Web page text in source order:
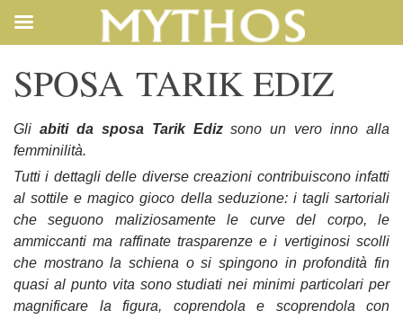
ABITI DA
SPOSA TARIK EDIZ
Gli abiti da sposa Tarik Edizsono un vero inno alla
femminilità.
Tutti i dettagli delle diverse creazioni contribuiscono infatti
al sottile e magico gioco della seduzione: i tagli sartoriali
che seguono maliziosamente le curve del corpo, le
ammiccanti ma raffinate trasparenze e i vertiginosi scolli
che mostrano la schiena o si spingono in profondità fin
quasi al punto vita sono studiati nei minimi particolari per
magnificare la figura, coprendola e scoprendola con